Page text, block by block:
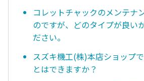
コレットチャックのメンテナ
のですが、どのタイプが良い
ださい。
スズキ機工(株)本店ショップ
とはできますか？